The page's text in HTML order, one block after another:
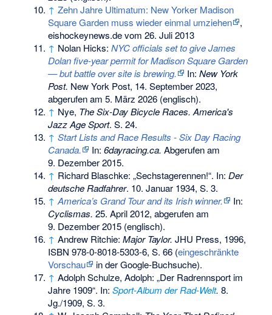
↑ Zehn Jahre Ultimatum: New Yorker Madison
Square Garden muss wieder einmal umziehen
,
eishockeynews.de vom 26. Juli 2013
↑ Nolan Hicks:NYC officials set to give James
Dolan five-year permit for Madison Square Garden
— but battle over site is brewing.
In:New York
Post. New York Post, 14. September 2023,
abgerufen am 5. März 2026 (englisch).
↑ Nye, The Six-Day Bicycle Races. America's
Jazz Age Sport. S. 24.
↑ Start Lists and Race Results - Six Day Racing
Canada.
In:6dayracing.ca. Abgerufen am
9. Dezember 2015.
↑ Richard Blaschke: „Sechstagerennen!“. In:Der
deutsche Radfahrer. 10. Januar 1934, S. 3.
↑ America’s Grand Tour and its Irish winner.
In:
Cyclismas. 25. April 2012, abgerufen am
9. Dezember 2015 (englisch).
↑ Andrew Ritchie:Major Taylor. JHU Press, 1996,
ISBN 978-0-8018-5303-6, S. 66 (eingeschränkte
Vorschau
in der Google-Buchsuche).
↑ Adolph Schulze, Adolph: „Der Radrennsport im
Jahre 1909“. In:Sport-Album der Rad-Welt. 8.
Jg./1909, S. 3.